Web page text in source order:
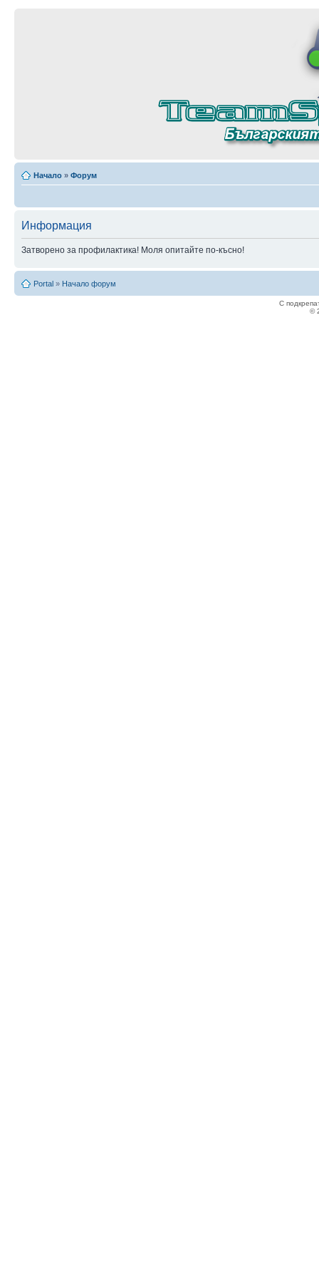
Начало » Форум
Информация
Затворено за профилактика! Моля опитайте по-късно!
Portal » Начало форум
С
©